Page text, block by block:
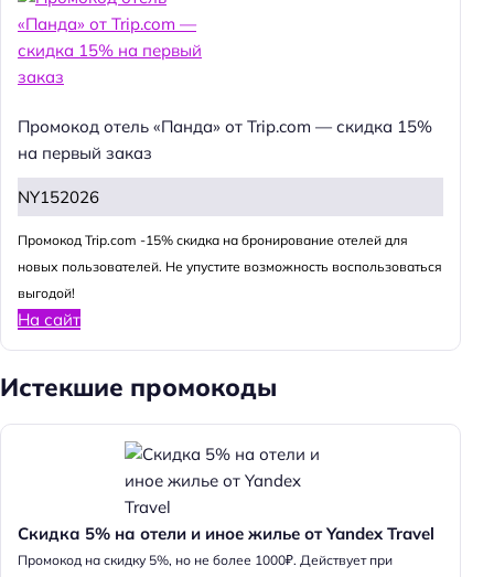
Промокод отель «Панда» от Trip.com — скидка 15%
на первый заказ
NY152026
Промокод Trip.com -15% скидка на бронирование отелей для
новых пользователей. Не упустите возможность воспользоваться
выгодой!
На сайт
Истекшие промокоды
Скидка 5% на отели и иное жилье от Yandex Travel
Промокод на скидку 5%, но не более 1000₽. Действует при